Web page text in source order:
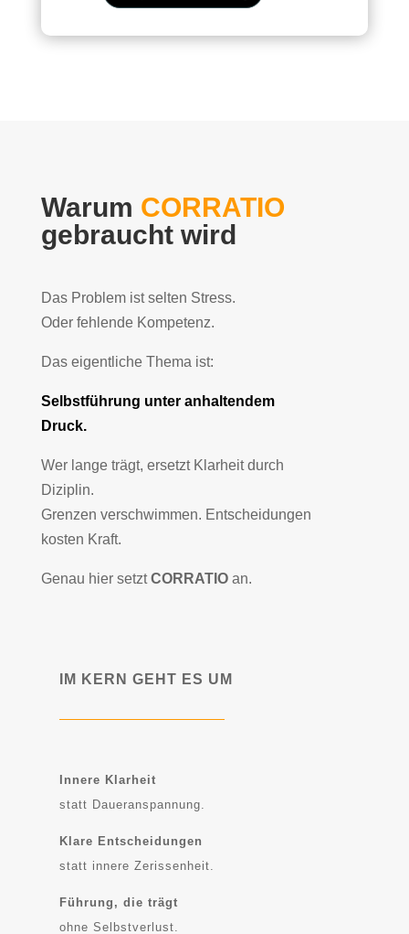
Warum CORRATIO
gebraucht wird
Das Problem ist selten Stress.
Oder fehlende Kompetenz.
Das eigentliche Thema ist:
Selbstführung unter anhaltendem
Druck.
Wer lange trägt, ersetzt Klarheit durch
Diziplin.
Grenzen verschwimmen. Entscheidungen
kosten Kraft.
Genau hier setztCORRATIOan.
IM KERN GEHT ES UM
Innere Klarheit
statt Daueranspannung.
Klare Entscheidungen
statt innere Zerissenheit.
Führung, die trägt
ohne Selbstverlust.